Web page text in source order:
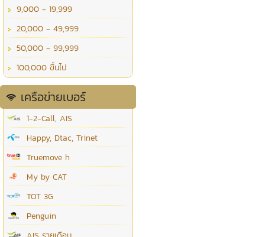
9,000 - 19,999
20,000 - 49,999
50,000 - 99,999
100,000 ขึ้นไป
เครือข่ายเบอร์
1-2-Call, AIS
Happy, Dtac, Trinet
Truemove h
My by CAT
TOT 3G
Penguin